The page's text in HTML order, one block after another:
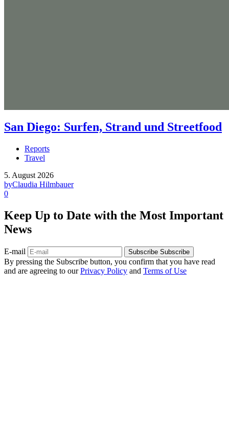
San Diego: Surfen, Strand und Streetfood
Reports
Travel
5. August 2026
byClaudia Hilmbauer
0
Keep Up to Date with the Most Important
News
E-mail Subscribe Subscribe
By pressing the Subscribe button, you confirm that you have read
and are agreeing to ourPrivacy Policy and Terms of Use